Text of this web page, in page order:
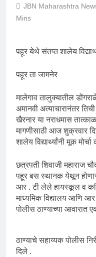
JBN Maharashtra
Mins
पहूर येथे संतप्त शालेय
पहूर ता जामनेर
मालेगाव तालुक्यातील
अमानवी अत्याचारानंतर
खैरनार या नराधमास तात्काळ
मागणीसाठी आज शुक्रवार
शालेय विद्यार्थ्यांनी मूक
छत्रपती शिवाजी महाराज
पहूर बस स्थानक येथून होणार
आर . टी लेले हायस्कूल व
माध्यमिक विद्यालय आणि आर
पोलीस ठाण्याच्या आवारात
ठाण्याचे सहाय्यक पोलीस
दिले .